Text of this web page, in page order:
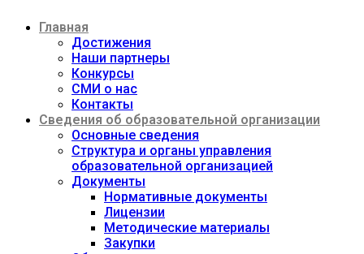
содержимому
Главная
Достижения
Наши партнеры
Конкурсы
СМИ о нас
Контакты
Сведения об образовательной организации
Основные сведения
Структура и органы управления
образовательной организацией
Документы
Нормативные документы
Лицензии
Методические материалы
Закупки